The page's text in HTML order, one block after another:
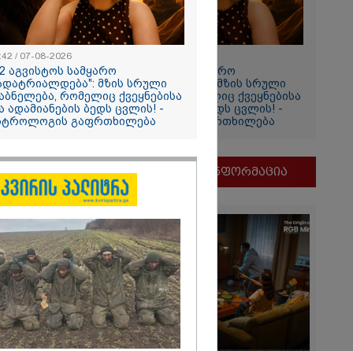
"12 აგვისტოს სამყარო
გადატრიალდება": მზის სრული
დაბნელება, რომელიც ქვეყნებისა
და ადამიანების ბედს ცვლის! -
ასტროლოგის გაფრთხილება
მნიშვნელოვანი ინფორმაცია
/ 07-08-2026
აგვისტოს სამყარო
მზის სრული
რომელიც ქვეყნებისა
ადამიანების ბედს ცვლის! -
გაფრთხილება